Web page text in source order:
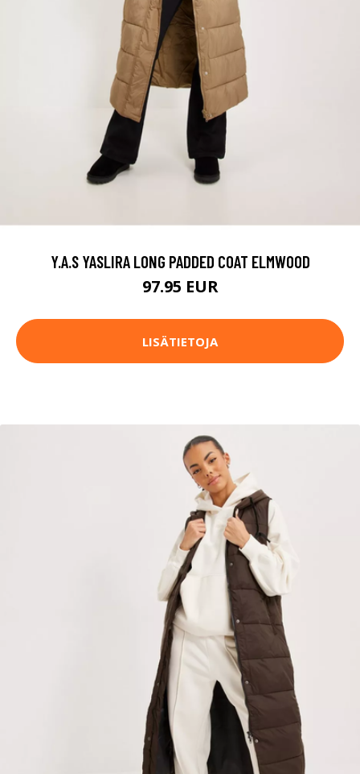
Y.A.S YASLIRA LONG PADDED COAT ELMWOOD
97.95 EUR
LISÄTIETOJA